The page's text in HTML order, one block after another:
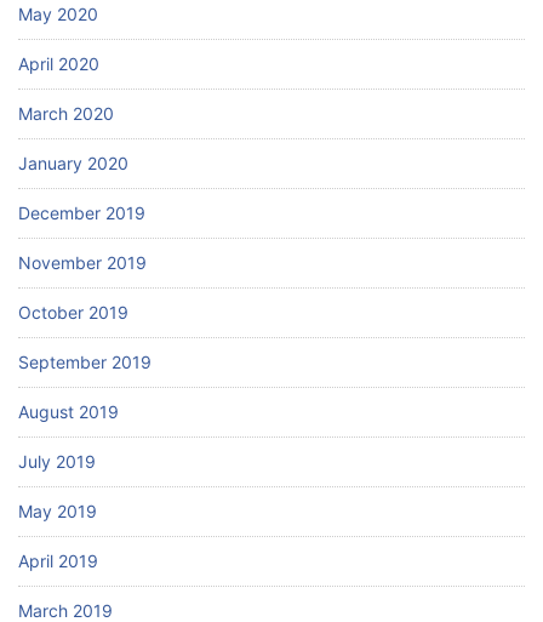
May 2020
April 2020
March 2020
January 2020
December 2019
November 2019
October 2019
September 2019
August 2019
July 2019
May 2019
April 2019
March 2019